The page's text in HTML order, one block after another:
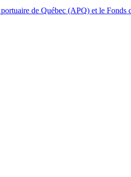
de Québec (APQ) et le